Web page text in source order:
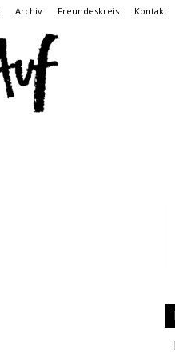
Archiv Freundeskreis Kontakt